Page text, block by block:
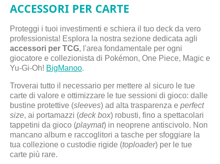
ACCESSORI PER CARTE
Proteggi i tuoi investimenti e schiera il tuo deck da vero
professionista! Esplora la nostra sezione dedicata agli
accessori per TCG, l'area fondamentale per ogni
giocatore e collezionista di Pokémon, One Piece, Magic e
Yu-Gi-Oh! BigManoo.
Troverai tutto il necessario per mettere al sicuro le tue
carte di valore e ottimizzare le tue sessioni di gioco: dalle
bustine protettive (sleeves) ad alta trasparenza e perfect
size, ai portamazzi (deck box) robusti, fino a spettacolari
tappetini da gioco (playmat) in neoprene antiscivolo. Non
mancano album e raccoglitori a tasche per sfoggiare la
tua collezione o custodie rigide (toploader) per le tue
carte più rare.